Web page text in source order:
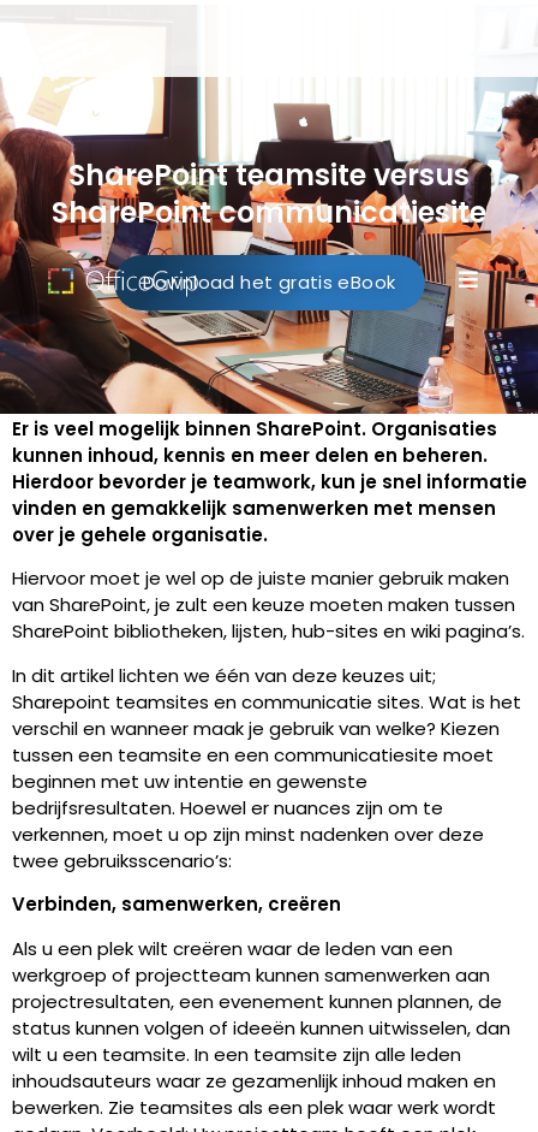
SharePoint teamsite versus
SharePoint communicatiesite
Download het gratis eBook
Er is veel mogelijk binnen SharePoint. Organisaties
kunnen inhoud, kennis en meer delen en beheren.
Hierdoor bevorder je teamwork, kun je snel informatie
vinden en gemakkelijk samenwerken met mensen
over je gehele organisatie.
Hiervoor moet je wel op de juiste manier gebruik maken
van SharePoint, je zult een keuze moeten maken tussen
SharePoint bibliotheken, lijsten, hub-sites en wiki pagina’s.
In dit artikel lichten we één van deze keuzes uit;
Sharepoint teamsites en communicatie sites. Wat is het
verschil en wanneer maak je gebruik van welke? Kiezen
tussen een teamsite en een communicatiesite moet
beginnen met uw intentie en gewenste
bedrijfsresultaten. Hoewel er nuances zijn om te
verkennen, moet u op zijn minst nadenken over deze
twee gebruiksscenario’s:
Verbinden, samenwerken, creëren
Als u een plek wilt creëren waar de leden van een
werkgroep of projectteam kunnen samenwerken aan
projectresultaten, een evenement kunnen plannen, de
status kunnen volgen of ideeën kunnen uitwisselen, dan
wilt u een teamsite. In een teamsite zijn alle leden
inhoudsauteurs waar ze gezamenlijk inhoud maken en
bewerken. Zie teamsites als een plek waar werk wordt